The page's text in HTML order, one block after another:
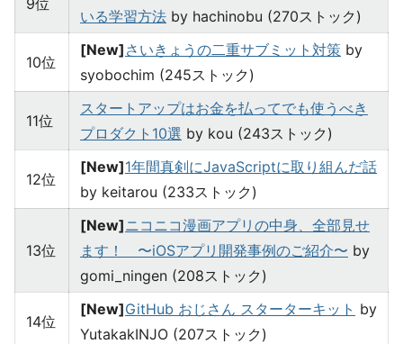
9位
いる学習方法 by hachinobu (270ストック)
10位
[New] さいきょうの二重サブミット対策 by
syobochim (245ストック)
11位
スタートアップはお金を払ってでも使うべき
プロダクト10選 by kou (243ストック)
12位
[New]1年間真剣にJavaScriptに取り組んだ話
by keitarou (233ストック)
13位
[New]ニコニコ漫画アプリの中身、全部見せ
ます！ 〜iOSアプリ開発事例のご紹介〜 by
gomi_ningen (208ストック)
14位
[New]GitHub おじさん スターターキット by
YutakakINJO (207ストック)